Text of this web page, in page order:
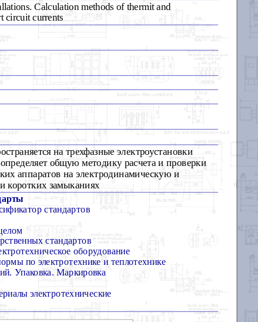
Calculation methods of thermit and
circuit currents
на трехфазные электроустановки
общую методику расчета и проверки
аппаратов на электродинамическую и
коротких замыканиях
стандартов
стандартов
оборудование
по электротехнике и теплотехнике
Упаковка. Маркировка
электротехнические